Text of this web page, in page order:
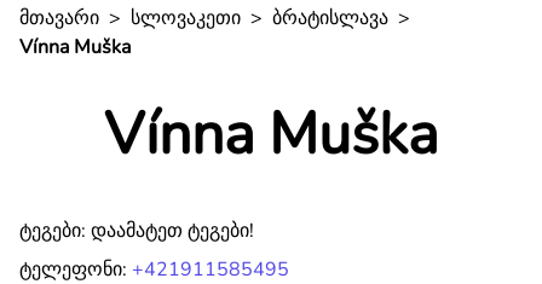
მთავარი > სლოვაკეთი > ბრატისლავა >
Vínna Muška
Vínna Muška
ტეგები: დაამატეთ ტეგები!
ტელეფონი: +421911585495